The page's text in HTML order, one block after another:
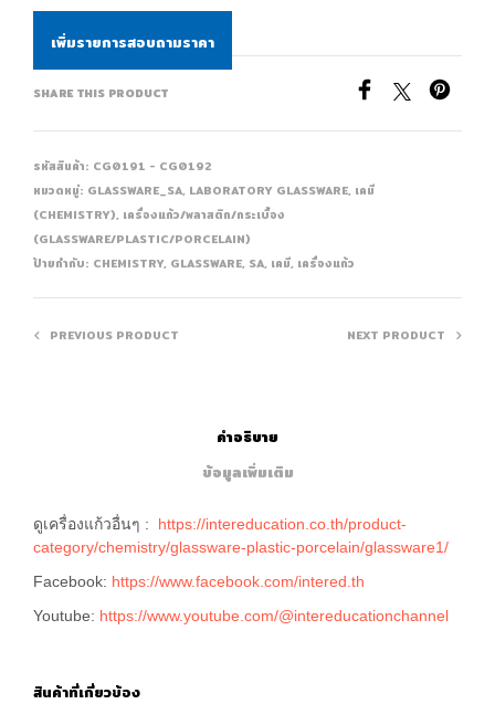
เพิ่มรายการสอบถามราคา
SHARE THIS PRODUCT
รหัสสินค้า: CG0191 - CG0192
หมวดหมู่: GLASSWARE_SA, LABORATORY GLASSWARE, เคมี
(CHEMISTRY), เครื่องแก้ว/พลาสติก/กระเบื้อง
(GLASSWARE/PLASTIC/PORCELAIN)
ป้ายกำกับ: CHEMISTRY, GLASSWARE, SA, เคมี, เครื่องแก้ว
PREVIOUS PRODUCT NEXT PRODUCT
คำอธิบาย
ข้อมูลเพิ่มเติม
ดูเครื่องแก้วอื่นๆ : https://intereducation.co.th/product-
category/chemistry/glassware-plastic-porcelain/glassware1/
Facebook: https://www.facebook.com/intered.th
Youtube: https://www.youtube.com/@intereducationchannel
สินค้าที่เกี่ยวข้อง